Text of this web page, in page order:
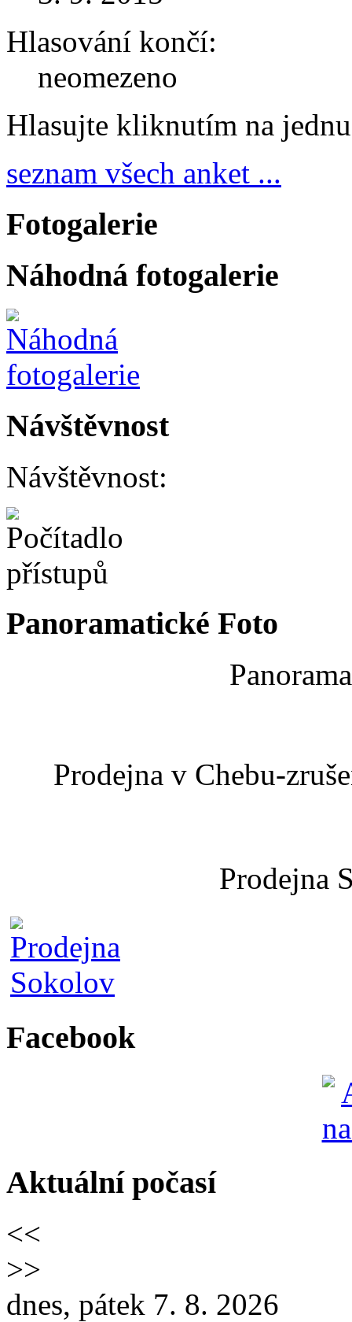
Hlasování končí:
neomezeno
Hlasujte kliknutím na
seznam všech anket ...
Fotogalerie
Náhodná fotogalerie
Návštěvnost
Návštěvnost:
Panoramatické Foto
Prodejna v Chebu-
Prodejna
Facebook
Aktuální počasí
<<
>>
dnes, pátek 7. 8. 2026